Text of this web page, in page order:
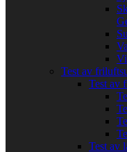
Test av
Test av
Test av